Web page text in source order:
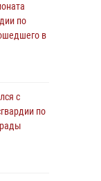
по
в
с
по